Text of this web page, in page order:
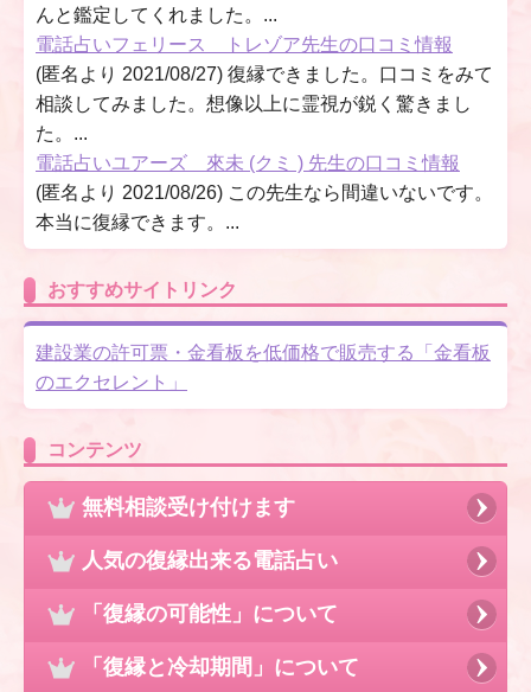
んと鑑定してくれました。...
電話占いフェリース トレゾア先生の口コミ情報
(匿名より 2021/08/27) 復縁できました。口コミをみて
相談してみました。想像以上に霊視が鋭く驚きまし
た。...
電話占いユアーズ 來未 (クミ ) 先生の口コミ情報
(匿名より 2021/08/26) この先生なら間違いないです。
本当に復縁できます。...
おすすめサイトリンク
建設業の許可票・金看板を低価格で販売する「金看板
のエクセレント」
コンテンツ
無料相談受け付けます
人気の復縁出来る電話占い
「復縁の可能性」について
「復縁と冷却期間」について